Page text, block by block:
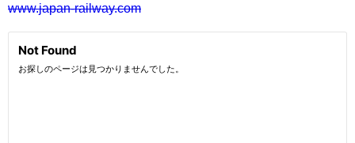
www.japan-railway.com